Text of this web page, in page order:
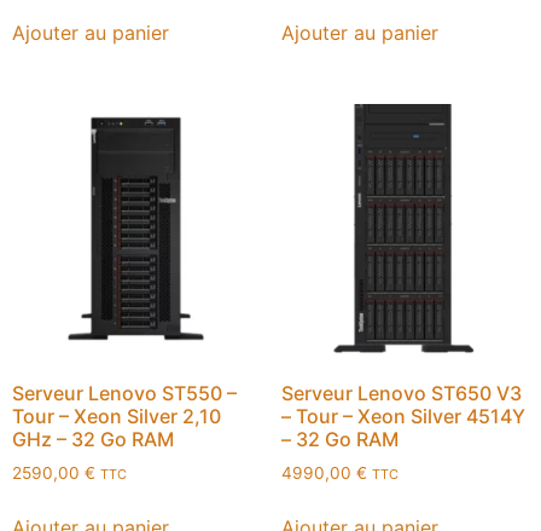
Ajouter au panier Ajouter au panier
Serveur Lenovo ST550 –
Tour – Xeon Silver 2,10
GHz – 32 Go RAM
2590,00 € TTC
Serveur Lenovo ST650 V3
– Tour – Xeon Silver 4514Y
– 32 Go RAM
4990,00 € TTC